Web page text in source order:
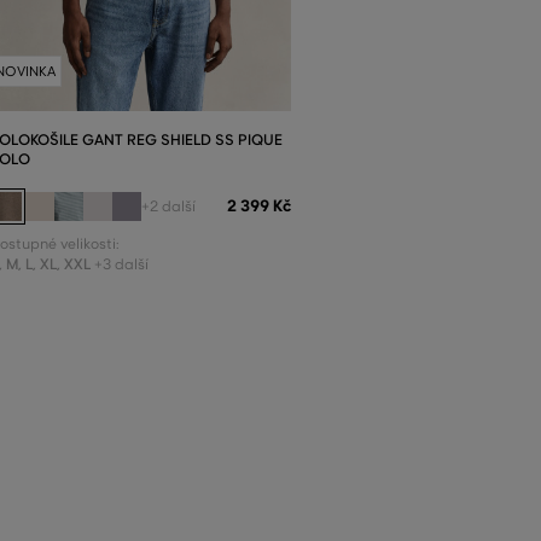
GANT REG SHIELD SS PIQUE
+2 další 2 399 Kč
velikosti:
, M, L, XL, XXL +3 další